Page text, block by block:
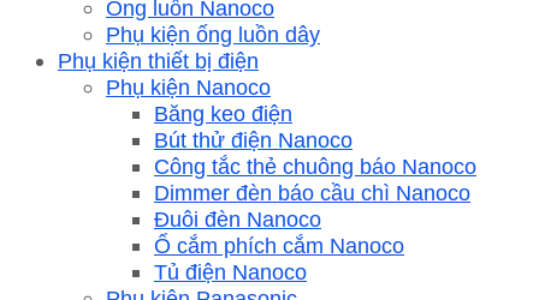
Ống luồn Nanoco
Phụ kiện ống luồn dây
Phụ kiện thiết bị điện
Phụ kiện Nanoco
Băng keo điện
Bút thử điện Nanoco
Công tắc thẻ chuông báo Nanoco
Dimmer đèn báo cầu chì Nanoco
Đuôi đèn Nanoco
Ổ cắm phích cắm Nanoco
Tủ điện Nanoco